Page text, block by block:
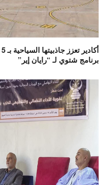
برنامج شتوي لـ “رايان إير”